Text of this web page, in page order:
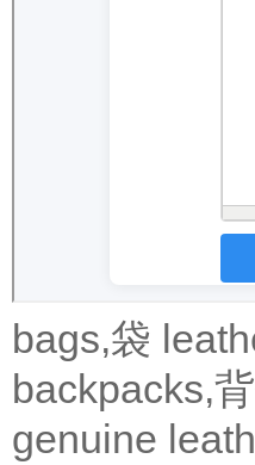
bags,袋
backpacks,
genuine